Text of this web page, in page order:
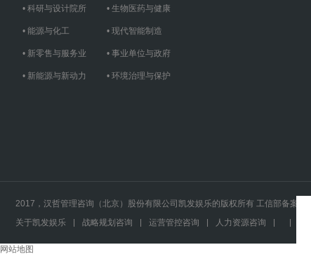
• 科研与设计院所 • 生物医药与健康
• 能源与化工 • 现代智能制造
• 新零售与服务业 • 事业单位与政府
• 新能源与新动力 • 环境治理与保护
2017，汉哲管理咨询（北京）股份有限公司凯发娱乐的版权所有 工信部备案号：
关于凯发娱乐
战略规划咨询 运营管控咨询 人力资源咨询
网站地图